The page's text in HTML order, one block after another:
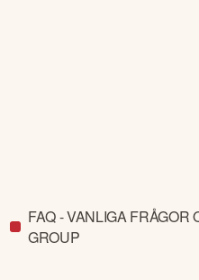
FAQ - VANLIGA FRÅGOR
GROUP